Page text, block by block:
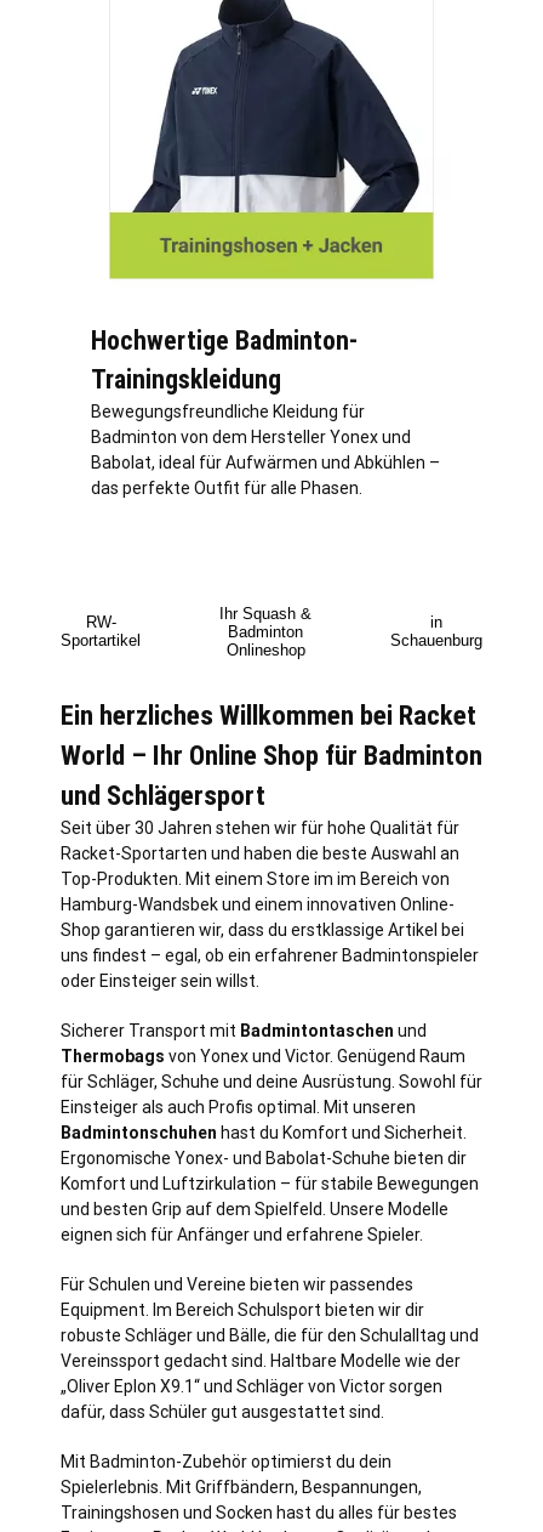
Hochwertige Badminton-
Trainingskleidung
Bewegungsfreundliche Kleidung für
Badminton von dem Hersteller Yonex und
Babolat, ideal für Aufwärmen und Abkühlen –
das perfekte Outfit für alle Phasen.
RW-
Sportartikel
Ihr Squash &
Badminton
Onlineshop
in
Schauenburg
Ein herzliches Willkommen bei Racket
World – Ihr Online Shop für Badminton
und Schlägersport
Seit über 30 Jahren stehen wir für hohe Qualität für
Racket-Sportarten und haben die beste Auswahl an
Top-Produkten. Mit einem Store im im Bereich von
Hamburg-Wandsbek und einem innovativen Online-
Shop garantieren wir, dass du erstklassige Artikel bei
uns findest – egal, ob ein erfahrener Badmintonspieler
oder Einsteiger sein willst.
Sicherer Transport mit Badmintontaschen und
Thermobags von Yonex und Victor. Genügend Raum
für Schläger, Schuhe und deine Ausrüstung. Sowohl für
Einsteiger als auch Profis optimal. Mit unseren
Badmintonschuhen hast du Komfort und Sicherheit.
Ergonomische Yonex- und Babolat-Schuhe bieten dir
Komfort und Luftzirkulation – für stabile Bewegungen
und besten Grip auf dem Spielfeld. Unsere Modelle
eignen sich für Anfänger und erfahrene Spieler.
Für Schulen und Vereine bieten wir passendes
Equipment. Im Bereich Schulsport bieten wir dir
robuste Schläger und Bälle, die für den Schulalltag und
Vereinssport gedacht sind. Haltbare Modelle wie der
„Oliver Eplon X9.1“ und Schläger von Victor sorgen
dafür, dass Schüler gut ausgestattet sind.
Mit Badminton-Zubehör optimierst du dein
Spielerlebnis. Mit Griffbändern, Bespannungen,
Trainingshosen und Socken hast du alles für bestes